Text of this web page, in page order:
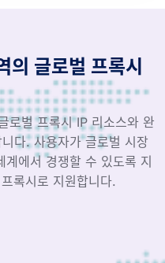
의 글로벌 프록시
로벌 프록시 IP 리소스와 완
다. 사용자가 글로벌 시장
에서 경쟁할 수 있도록 지
록시로 지원합니다.